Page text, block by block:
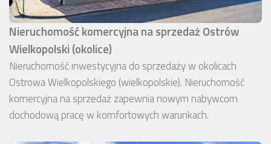
Nieruchomość komercyjna na sprzedaż Ostrów
Wielkopolski (okolice)
Nieruchomość inwestycyjna do sprzedaży w okolicach
Ostrowa Wielkopolskiego (wielkopolskie). Nieruchomość
komercyjna na sprzedaż zapewnia nowym nabywcom
dochodową pracę w komfortowych warunkach.